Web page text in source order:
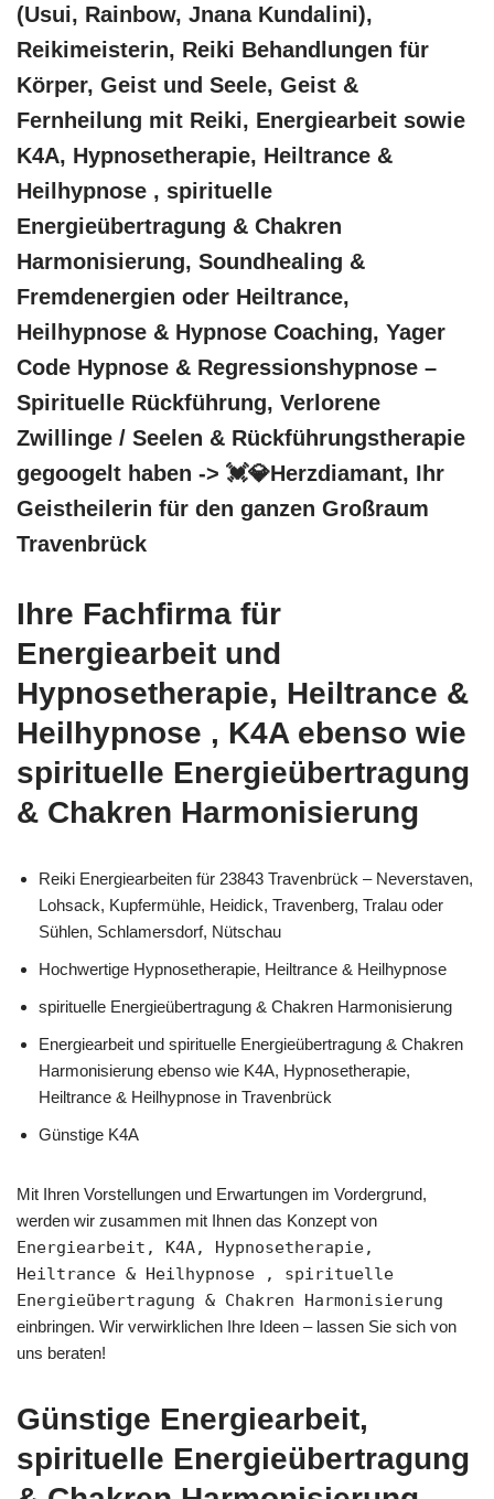
(Usui, Rainbow, Jnana Kundalini),
Reikimeisterin, Reiki Behandlungen für
Körper, Geist und Seele, Geist &
Fernheilung mit Reiki, Energiearbeit sowie
K4A, Hypnosetherapie, Heiltrance &
Heilhypnose , spirituelle
Energieübertragung & Chakren
Harmonisierung, Soundhealing &
Fremdenergien oder Heiltrance,
Heilhypnose & Hypnose Coaching, Yager
Code Hypnose & Regressionshypnose –
Spirituelle Rückführung, Verlorene
Zwillinge / Seelen & Rückführungstherapie
gegoogelt haben -> 💓️💎Herzdiamant, Ihr
Geistheilerin für den ganzen Großraum
Travenbrück
Ihre Fachfirma für
Energiearbeit und
Hypnosetherapie, Heiltrance &
Heilhypnose , K4A ebenso wie
spirituelle Energieübertragung
& Chakren Harmonisierung
Reiki Energiearbeiten für 23843 Travenbrück – Neverstaven,
Lohsack, Kupfermühle, Heidick, Travenberg, Tralau oder
Sühlen, Schlamersdorf, Nütschau
Hochwertige Hypnosetherapie, Heiltrance & Heilhypnose
spirituelle Energieübertragung & Chakren Harmonisierung
Energiearbeit und spirituelle Energieübertragung & Chakren
Harmonisierung ebenso wie K4A, Hypnosetherapie,
Heiltrance & Heilhypnose in Travenbrück
Günstige K4A
Mit Ihren Vorstellungen und Erwartungen im Vordergrund,
werden wir zusammen mit Ihnen das Konzept von
Energiearbeit, K4A, Hypnosetherapie,
Heiltrance & Heilhypnose , spirituelle
Energieübertragung & Chakren Harmonisierung
einbringen. Wir verwirklichen Ihre Ideen – lassen Sie sich von
uns beraten!
Günstige Energiearbeit,
spirituelle Energieübertragung